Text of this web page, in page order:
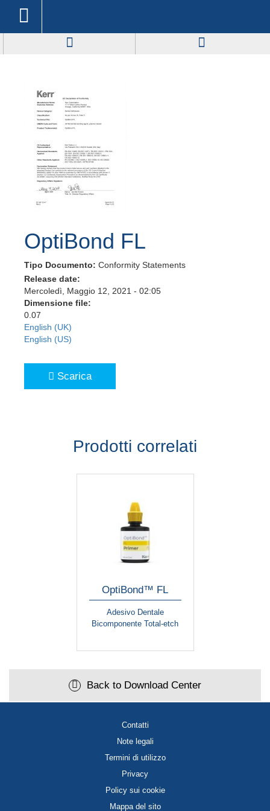
OptiBond FL
Tipo Documento: Conformity Statements
Release date:
Mercoledì, Maggio 12, 2021 - 02:05
Dimensione file:
0.07
English (UK)
English (US)
Scarica
Prodotti correlati
OptiBond™ FL
Adesivo Dentale
Bicomponente Total-etch
Back to Download Center
Contatti
Note legali
Termini di utilizzo
Privacy
Policy sui cookie
Mappa del sito